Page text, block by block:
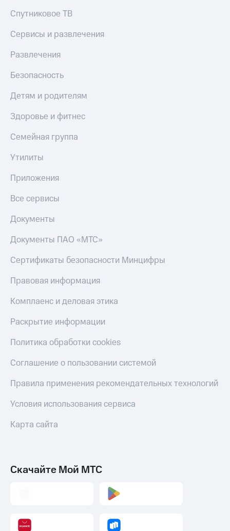
Спутниковое ТВ
Сервисы и развлечения
Развлечения
Безопасность
Детям и родителям
Здоровье и фитнес
Семейная группа
Утилиты
Приложения
Все сервисы
Документы
Документы ПАО «МТС»
Сертификаты безопасности Минцифры
Правовая информация
Комплаенс и деловая этика
Раскрытие информации
Политика обработки cookies
Соглашение о пользовании системой
Правила применения рекомендательных технологий
Условия использования сервиса
Карта сайта
Скачайте Мой МТС